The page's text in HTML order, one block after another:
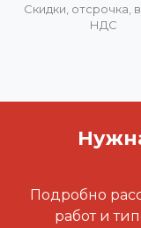
Скидки, отсрочка,
НДС
Подробно
работ и